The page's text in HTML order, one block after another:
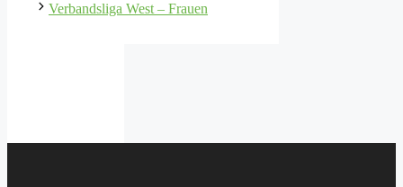
Verbandsliga West – Frauen